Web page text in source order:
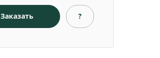
Заказать ?